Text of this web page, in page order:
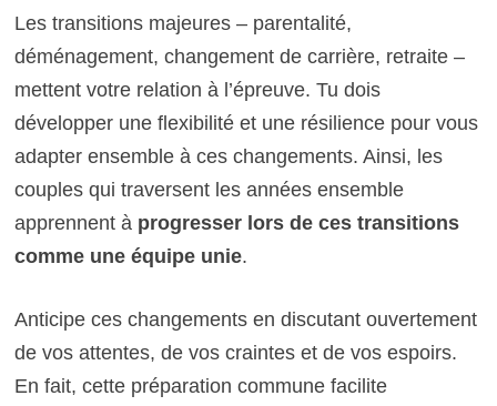
Les transitions majeures – parentalité,
déménagement, changement de carrière, retraite –
mettent votre relation à l’épreuve. Tu dois
développer une flexibilité et une résilience pour vous
adapter ensemble à ces changements. Ainsi, les
couples qui traversent les années ensemble
apprennent à progresser lors de ces transitions
comme une équipe unie.
Anticipe ces changements en discutant ouvertement
de vos attentes, de vos craintes et de vos espoirs.
En fait, cette préparation commune facilite